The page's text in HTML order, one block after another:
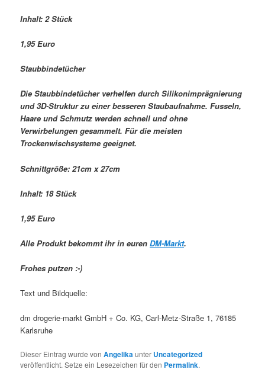
Inhalt: 2 Stück
1,95 Euro
Staubbindetücher
Die Staubbindetücher verhelfen durch Silikonimprägnierung
und 3D-Struktur zu einer besseren Staubaufnahme. Fusseln,
Haare und Schmutz werden schnell und ohne
Verwirbelungen gesammelt. Für die meisten
Trockenwischsysteme geeignet.
Schnittgröße: 21cm x 27cm
Inhalt: 18 Stück
1,95 Euro
Alle Produkt bekommt ihr in eurenDM-Markt.
Frohes putzen :-)
Text und Bildquelle:
dm drogerie-markt GmbH + Co. KG, Carl-Metz-Straße 1, 76185
Karlsruhe
Dieser Eintrag wurde vonAngelikaunter Uncategorized
veröffentlicht. Setze ein Lesezeichen für den Permalink.